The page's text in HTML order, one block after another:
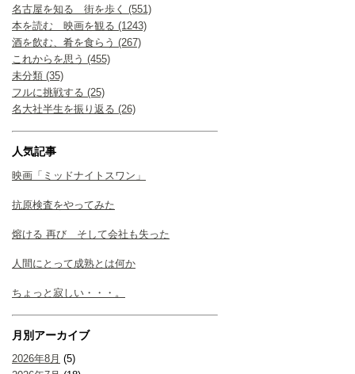
名古屋を知る 街を歩く (551)
本を読む 映画を観る (1243)
酒を飲む、肴を食らう (267)
これからを思う (455)
未分類 (35)
フルに挑戦する (25)
名大社半生を振り返る (26)
人気記事
映画「ミッドナイトスワン」
抗原検査をやってみた
熔ける 再び そして会社も失った
人間にとって成熟とは何か
ちょっと寂しい・・・。
月別アーカイブ
2026年8月 (5)